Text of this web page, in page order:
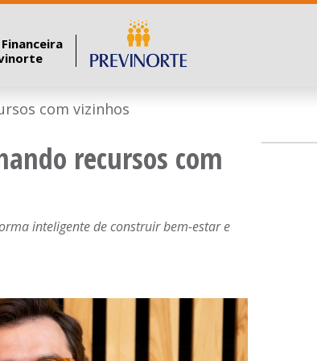
com vizinhos
recursos com
inteligente de construir bem-estar e